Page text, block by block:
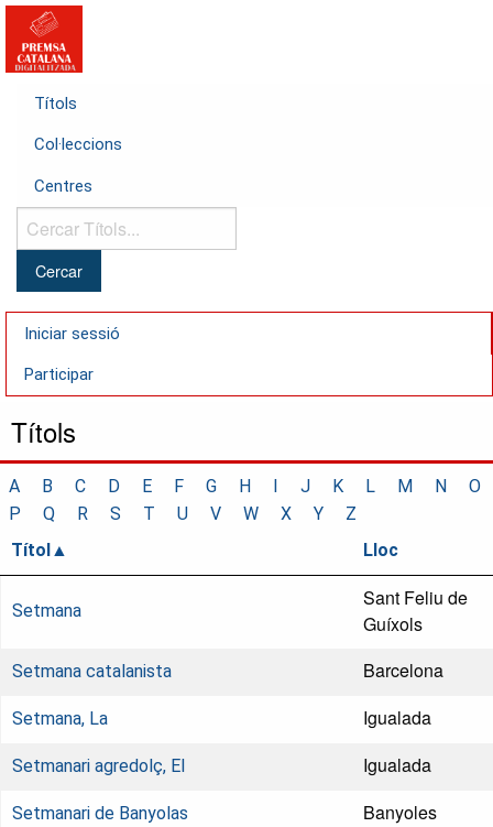
Títols
Col·leccions
Centres
Cercar
Títols...
Iniciar sessió
Participar
Títols
A B C D E F G H I J K L M N
O
P
Q R S T U V W X Y
Z
Títol
Lloc
Setmana
Sant Feliu de
Guíxols
Setmana catalanista Barcelona
Setmana, La Igualada
Setmanari agredolç, El Igualada
Setmanari de Banyolas Banyoles